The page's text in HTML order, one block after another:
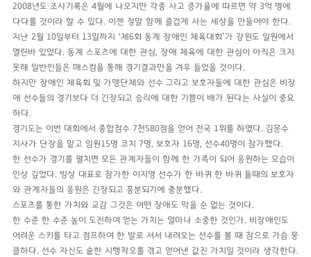
2008년도 조사기록은 4월에 나오지만 각종 사고 증가율에 따르면 약 3억 명에
다다를 것이라 할 수 있다. 이젠 정말 함께 즐겁게 사는 세상을 만들어야 한다.
지난 2월 10일부터 13일까지 ‘제6회 동계 장애인 체육대회’가 강원도 일원에서
열린바 있었다. 동계 스포츠에 대한 관심, 장애 체육에 대한 관심이 아직은 크지
못해 일반인들은 매스컴을 통해 경기결과만을 겨우 들었을 것이다.
하지만 장애인 체육회 및 가맹단체와 선수 그리고 보호자들에 대한 관심은 비장
애 선수들의 경기보다 더 긴장되고 승리에 대한 기쁨이 배가 된다는 사실이 중요
하다.
경기도는 이번 대회에서 종합점수 7천580점을 얻어 전국 1위를 하였다. 김문수
지사가 단장을 맡고 임원15명 코치 7명, 보호자 16명, 선수40명이 참가했다.
한 선수가 경기를 펼치면 모든 관계자들이 함께 한 가족이 되어 응원하는 모습이
인상 깊었다. 빙상 대표로 참가한 이지영 선수가 한 바퀴 한 바퀴 돌때의 보호자
와 관계자들의 응원은 긴장되고 흥분되기에 충분했다.
스포츠를 통한 가치와 교감 그것은 어떤 장애도 막을 순 없는 것이다.
한 수준 한 수준 높이 도전하여 얻는 가치는 얼마나 소중한 것인가. 비장애인도
어려운 스키를 타고 점프하여 한 발로 서서 내려오는 선수를 볼 때 참으로 가슴 뭉
클하다. 선수 자신도 숱한 시행착오를 겪고 얻어낸 값진 가치일 것이라 생각한다.